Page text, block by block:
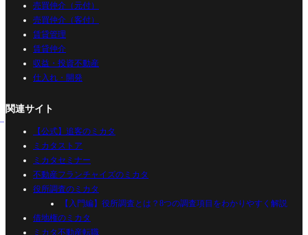
売買仲介（元付）
売買仲介（客付）
賃貸管理
賃貸仲介
収益・投資不動産
仕入れ・開発
関連サイト
【公式】追客のミカタ
ミカタストア
ミカタセミナー
不動産フランチャイズのミカタ
役所調査のミカタ
【入門編】役所調査とは？8つの調査項目をわかりやすく解説
借地権のミカタ
ミカタ不動産転職